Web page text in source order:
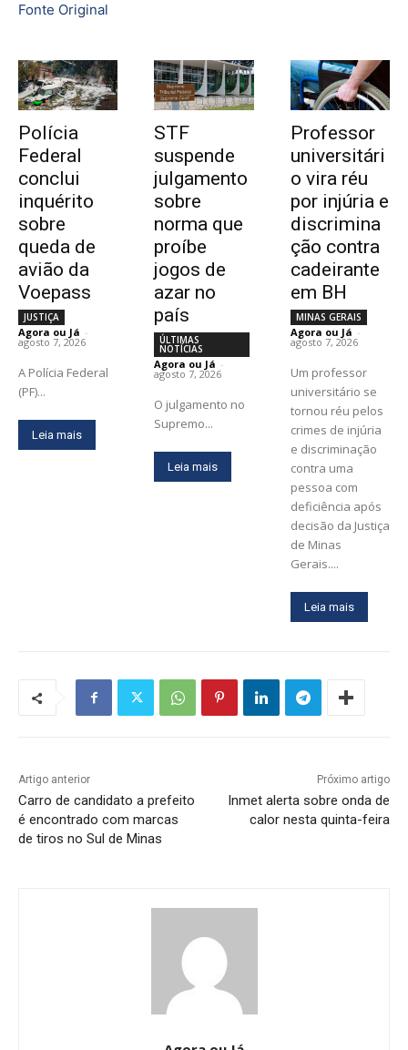
Fonte Original
Polícia
Federal
conclui
inquérito
sobre
queda de
avião da
Voepass
JUSTIÇA
Agora ou Já -
agosto 7, 2026
A Polícia Federal
(PF)...
Leia mais
STF
suspende
julgamento
sobre
norma que
proíbe
jogos de
azar no
país
ÚLTIMAS
NOTÍCIAS
Agora ou Já -
agosto 7, 2026
O julgamento no
Supremo...
Leia mais
Professor
universitári
o vira réu
por injúria e
discrimina
ção contra
cadeirante
em BH
MINAS GERAIS
Agora ou Já -
agosto 7, 2026
Um professor
universitário se
tornou réu pelos
crimes de injúria
e discriminação
contra uma
pessoa com
deficiência após
decisão da Justiça
de Minas
Gerais....
Leia mais
Artigo anterior
Carro de candidato a prefeito
é encontrado com marcas
de tiros no Sul de Minas
Próximo artigo
Inmet alerta sobre onda de
calor nesta quinta-feira